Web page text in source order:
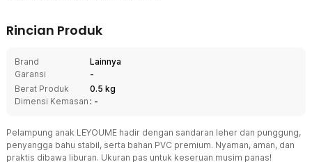
Rincian Produk
Brand
Lainnya
Garansi
-
Berat Produk
0.5 kg
Dimensi Kemasan : -
Pelampung anak LEYOUME hadir dengan sandaran leher dan punggung,
penyangga bahu stabil, serta bahan PVC premium. Nyaman, aman, dan
praktis dibawa liburan. Ukuran pas untuk keseruan musim panas!